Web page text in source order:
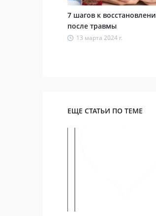
7 шагов к
после травмы
13 марта 2024 г.
ЕЩЕ СТАТЬИ ПО ТЕМЕ